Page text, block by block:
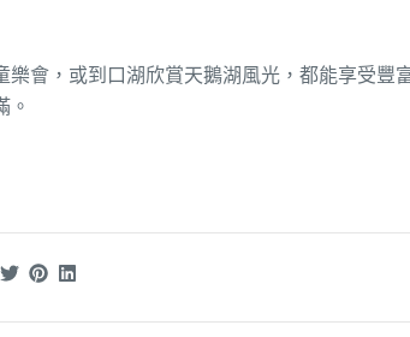
會，或到口湖欣賞天鵝湖風光，都能享受豐
。